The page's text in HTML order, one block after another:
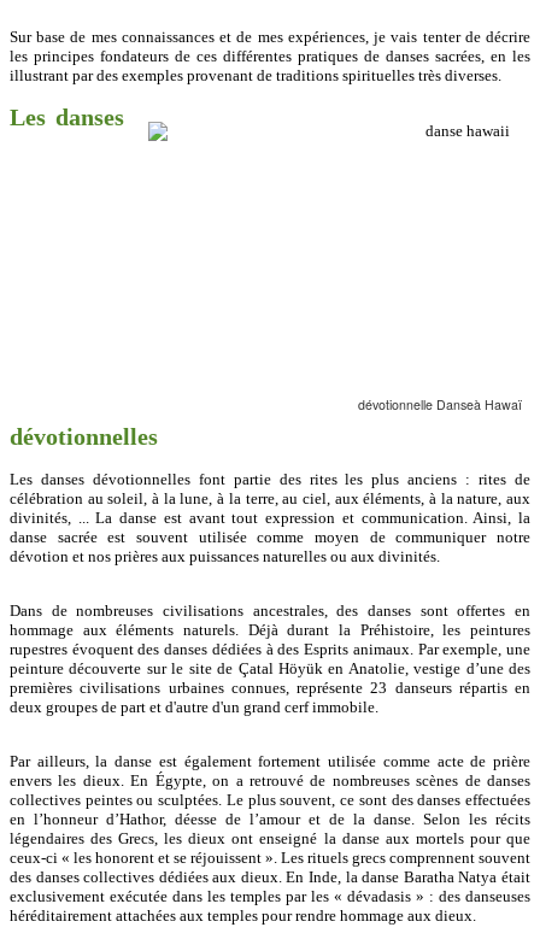
Sur base de mes connaissances et de mes expériences, je vais tenter de décrire
les principes fondateurs de ces différentes pratiques de danses sacrées, en les
illustrant par des exemples provenant de traditions spirituelles très diverses.
dévotionnelle Danseà Hawaï
Les danses
dévotionnelles
Les danses dévotionnelles font partie des rites les plus anciens : rites de
célébration au soleil, à la lune, à la terre, au ciel, aux éléments, à la nature, aux
divinités, ... La danse est avant tout expression et communication. Ainsi, la
danse sacrée est souvent utilisée comme moyen de communiquer notre
dévotion et nos prières aux puissances naturelles ou aux divinités.
Dans de nombreuses civilisations ancestrales, des danses sont offertes en
hommage aux éléments naturels. Déjà durant la Préhistoire, les peintures
rupestres évoquent des danses dédiées à des Esprits animaux. Par exemple, une
peinture découverte sur le site de Çatal Höyük en Anatolie, vestige d’une des
premières civilisations urbaines connues, représente 23 danseurs répartis en
deux groupes de part et d'autre d'un grand cerf immobile.
Par ailleurs, la danse est également fortement utilisée comme acte de prière
envers les dieux. En Égypte, on a retrouvé de nombreuses scènes de danses
collectives peintes ou sculptées. Le plus souvent, ce sont des danses effectuées
en l’honneur d’Hathor, déesse de l’amour et de la danse. Selon les récits
légendaires des Grecs, les dieux ont enseigné la danse aux mortels pour que
ceux-ci « les honorent et se réjouissent ». Les rituels grecs comprennent souvent
des danses collectives dédiées aux dieux. En Inde, la danse Baratha Natya était
exclusivement exécutée dans les temples par les « dévadasis » : des danseuses
héréditairement attachées aux temples pour rendre hommage aux dieux.